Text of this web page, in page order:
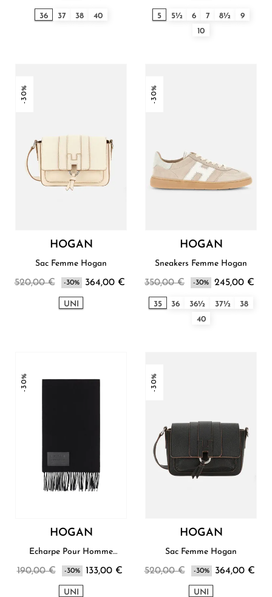
36 37 38 40 5 5½ 6 7 8½
9
10
-30%
HOGAN
Sac Femme Hogan
520,00 € -30% 364,00 €
UNI
-30%
HOGAN
Sneakers Femme Hogan
350,00 € -30% 245,00 €
35 36 36½ 37½
38
40
-30%
HOGAN
Écharpe Pour Homme
190,00 € -30% 133,00 €
UNI
-30%
HOGAN
Sac Femme Hogan
520,00 € -30% 364,00 €
UNI